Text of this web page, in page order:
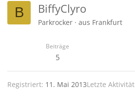
B BiffyClyro
Parkrocker · aus Frankfurt
Beiträge
5
Registriert 11. Mai 2013Letzte Aktivität